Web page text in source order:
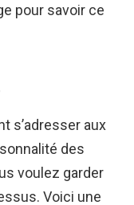
pour savoir ce
s’adresser aux
des
voulez garder
Voici une